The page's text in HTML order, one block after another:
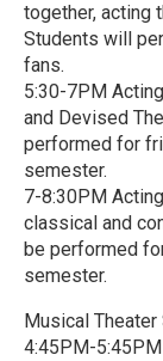
together, acting
Students will
fans.
5:30-7PM
and Devised
performed for
semester.
7-8:30PM
classical and
be performed
semester.
Musical
4:45PM-